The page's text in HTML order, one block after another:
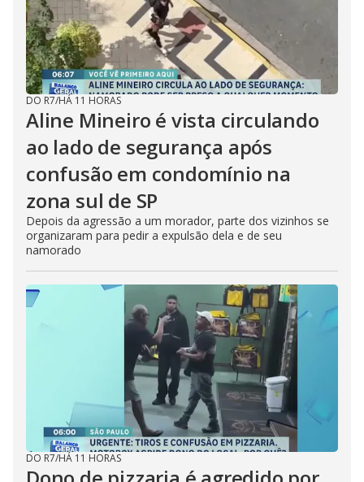
DO R7/HÁ 11 HORAS
Aline Mineiro é vista circulando
ao lado de segurança após
confusão em condomínio na
zona sul de SP
Depois da agressão a um morador, parte dos vizinhos se
organizaram para pedir a expulsão dela e de seu
namorado
DO R7/HÁ 11 HORAS